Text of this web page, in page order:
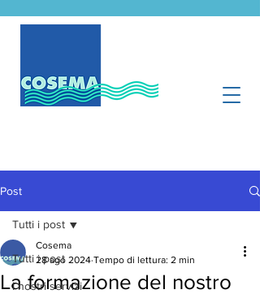
Post
Tutti i post
I nostri servizi
Tutti i post
La formazione del nostro
Cosema
28 ago 2024 Tempo di lettura: 2 min